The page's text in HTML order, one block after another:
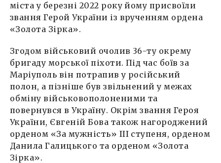
міста у березні 2022 року йому присвоїли
звання Герой України із врученням ордена
«Золота Зірка».
Згодом військовий очолив 36-ту окрему
бригаду морської піхоти. Під час боїв за
Маріуполь він потрапив у російський
полон, а пізніше був звільнений у межах
обміну військовополоненими та
повернувся в Україну. Окрім звання Героя
України, Євгеній Бова також нагороджений
орденом «За мужність» ІІІ ступеня, орденом
Данила Галицького та орденом «Золота
Зірка».